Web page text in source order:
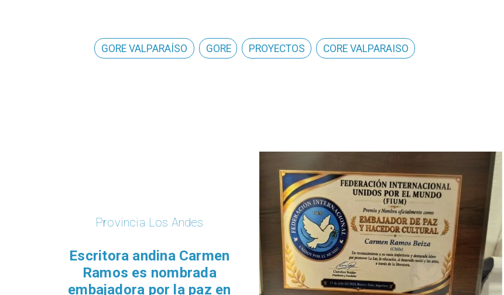
GORE VALPARAÍSO GORE PROYECTOS CORE VALPARAISO
Provincia Los Andes
Más de 20 colegios
participaron en Feria de
Experiencias Artísticas en Los